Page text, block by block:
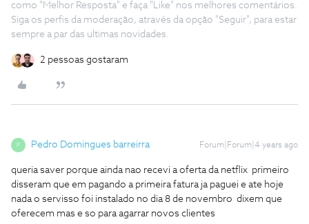
como "Melhor Resposta" e faça "Like" nos melhores comentários.
Siga os perfis da moderação, através da opção "Seguir", para estar
sempre a par das ultimas novidades.
2 pessoas gostaram
P Pedro Domingues barreirra Forum|Forum|4 years ago
queria saver porque ainda nao recevi a oferta da netflix primeiro
disseram que em pagando a primeira fatura ja paguei e ate hoje
nada o servisso foi instalado no dia 8 de novembro dixem que
oferecem mas e so para agarrar novos clientes